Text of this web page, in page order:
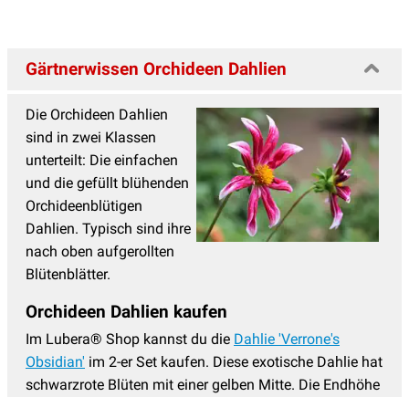
Gärtnerwissen Orchideen Dahlien
Die Orchideen Dahlien
sind in zwei Klassen
unterteilt: Die einfachen
und die gefüllt blühenden
Orchideenblütigen
Dahlien. Typisch sind ihre
nach oben aufgerollten
Blütenblätter.
Orchideen Dahlien kaufen
Im Lubera® Shop kannst du die Dahlie 'Verrone's
Obsidian' im 2-er Set kaufen. Diese exotische Dahlie hat
schwarzrote Blüten mit einer gelben Mitte. Die Endhöhe